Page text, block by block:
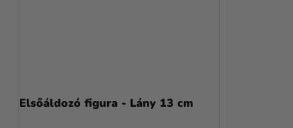
Elsőáldozó figura - Lány 13 cm